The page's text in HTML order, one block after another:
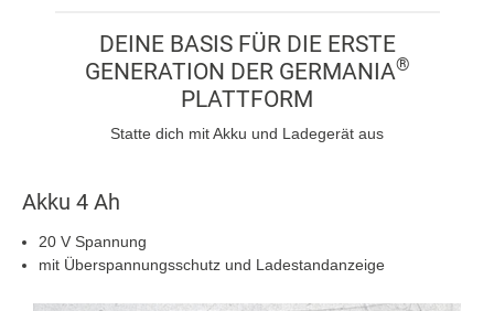
DEINE BASIS FÜR DIE ERSTE
GENERATION DER GERMANIA®
PLATTFORM
Statte dich mit Akku und Ladegerät aus
Akku 4 Ah
20 V Spannung
mit Überspannungsschutz und Ladestandanzeige